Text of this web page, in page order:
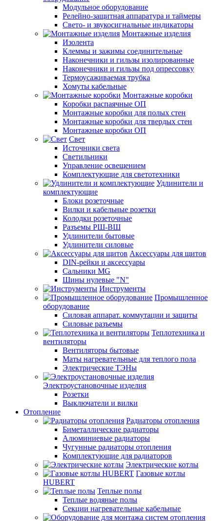
Модульное оборудование
Релейно-защитная аппаратура и таймеры
Свето- и звукосигнальные индикаторы
Монтажные изделия
Изолента
Клеммы и зажимы соединительные
Наконечники и гильзы изолированные
Наконечники и гильзы под опрессовку
Термоусаживаемая трубка
Хомуты кабельные
Монтажные коробки
Коробки распаячные ОП
Монтажные коробки для полых стен
Монтажные коробки для твердых стен
Монтажные коробки ОП
Свет
Источники света
Светильники
Управление освещением
Комплектующие для светотехники
Удлинители и
комплектующие
Блоки розеточные
Вилки и кабельные розетки
Колодки розеточные
Разъемы РШ-ВШ
Удлинители бытовые
Удлинители силовые
Аксессуары для щитов
DIN-рейки и аксессуары
Сальники MG
Шины нулевые "N"
Инструменты
Промышленное
оборудование
Силовая аппарат. коммутации и защиты
Силовые разъемы
Теплотехника и
вентиляторы
Вентиляторы бытовые
Маты нагревательные для теплого пола
Электрические ТЭНы
Электроустановочные изделия
Розетки
Выключатели и вилки
Отопление
Радиаторы отопления
Биметаллические радиаторы
Алюминиевые радиаторы
Чугунные радиаторы отопления
Комплектующие для радиаторов
Электрические котлы
Газовые котлы
HUBERT
Теплые полы
Теплые водяные полы
Секции нагревательные кабельные